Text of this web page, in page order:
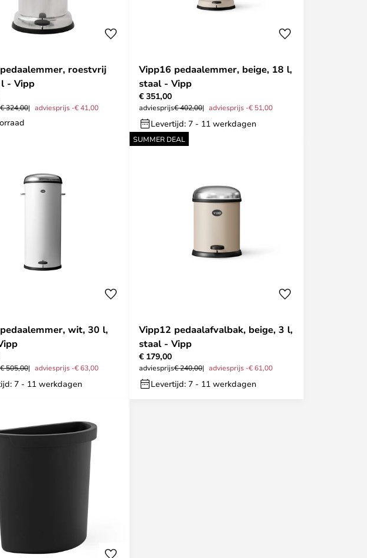
roestvrij
- Vipp
€ 324,00 adviesprijs -€ 41,00
Vipp16 pedaalemmer, beige, 18 l,
staal - Vipp
€ 351,00
adviesprijs€ 402,00 adviesprijs -€ 51,00
Levertijd: 7 - 11 werkdagen
wit, 30 l,
€ 505,00 adviesprijs -€ 63,00
7 - 11 werkdagen
SUMMER DEAL
Vipp12 pedaalafvalbak, beige, 3 l,
staal - Vipp
€ 179,00
adviesprijs€ 240,00 adviesprijs -€ 61,00
Levertijd: 7 - 11 werkdagen